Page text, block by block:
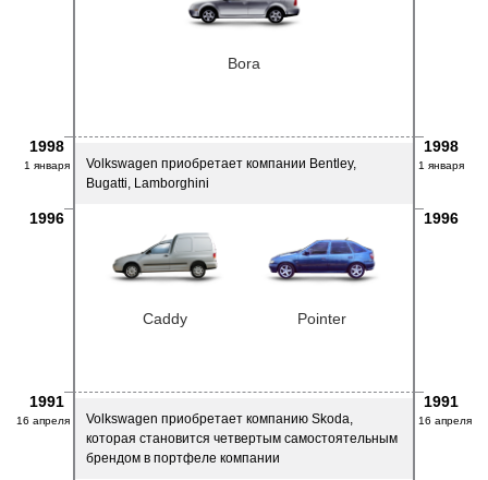
Bora
1998 1998
1 января 1 января
Volkswagen приобретает компании Bentley,
Bugatti, Lamborghini
1996 1996
Caddy Pointer
1991 1991
16 апреля 16 апреля
Volkswagen приобретает компанию Skoda,
которая становится четвертым самостоятельным
брендом в портфеле компании